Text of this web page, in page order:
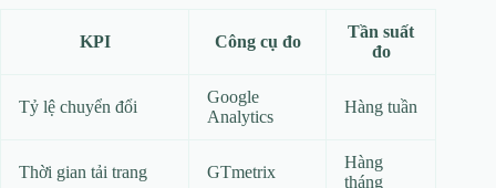
KPI Công cụ đo
Tần suất
đo
Tỷ lệ chuyển đổi
Google
Analytics
Hàng tuần
Thời gian tải trang GTmetrix
Hàng
tháng